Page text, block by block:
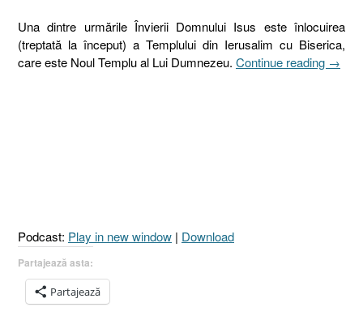
Una dintre urmările Învierii Domnului Isus este înlocuirea
(treptată la început) a Templului din Ierusalim cu Biserica,
care este Noul Templu al Lui Dumnezeu. Continue reading „108
→
Podcast: Play in new window | Download
Partajează asta:
Partajează